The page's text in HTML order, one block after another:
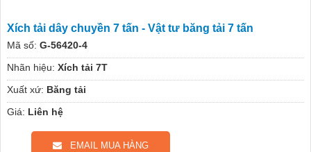
Xích tải dây chuyền 7 tấn - Vật tư băng tải 7 tấn
Mã số: G-56420-4
Nhãn hiệu: Xích tải 7T
Xuất xứ: Băng tải
Giá: Liên hệ
EMAIL MUA HÀNG